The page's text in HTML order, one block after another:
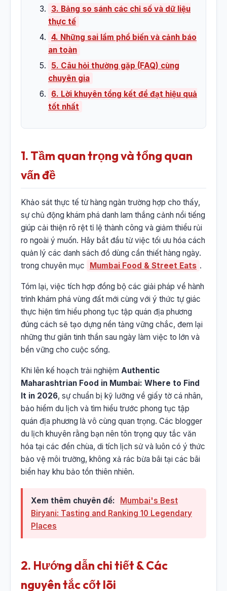
3. Bảng so sánh các chỉ số và dữ liệu
thực tế
4. Những sai lầm phổ biến và cảnh báo
an toàn
5. Câu hỏi thường gặp (FAQ) cùng
chuyên gia
6. Lời khuyên tổng kết để đạt hiệu quả
tốt nhất
1. Tầm quan trọng và tổng quan
vấn đề
Khảo sát thực tế từ hàng ngàn trường hợp cho thấy,
sự chủ động khám phá danh lam thắng cảnh nổi tiếng
giúp cải thiện rõ rệt tỉ lệ thành công và giảm thiểu rủi
ro ngoài ý muốn. Hãy bắt đầu từ việc tối ưu hóa cách
quản lý các danh sách đồ dùng cần thiết hàng ngày.
trong chuyên mục
Mumbai Food & Street Eats .
Tóm lại, việc tích hợp đồng bộ các giải pháp về hành
trình khám phá vùng đất mới cùng với ý thức tự giác
thực hiện tìm hiểu phong tục tập quán địa phương
đúng cách sẽ tạo dựng nền tảng vững chắc, đem lại
những thư giãn tinh thần sau ngày làm việc to lớn và
bền vững cho cuộc sống.
Khi lên kế hoạch trải nghiệm Authentic
Maharashtrian Food in Mumbai: Where to Find
It in 2026, sự chuẩn bị kỹ lưỡng về giấy tờ cá nhân,
bảo hiểm du lịch và tìm hiểu trước phong tục tập
quán địa phương là vô cùng quan trọng. Các blogger
du lịch khuyên rằng bạn nên tôn trọng quy tắc văn
hóa tại các đền chùa, di tích lịch sử và luôn có ý thức
bảo vệ môi trường, không xả rác bừa bãi tại các bãi
biển hay khu bảo tồn thiên nhiên.
Xem thêm chuyên đề:
Mumbai's Best
Biryani: Tasting and Ranking 10 Legendary
Places
2. Hướng dẫn chi tiết & Các
nguyên tắc cốt lõi